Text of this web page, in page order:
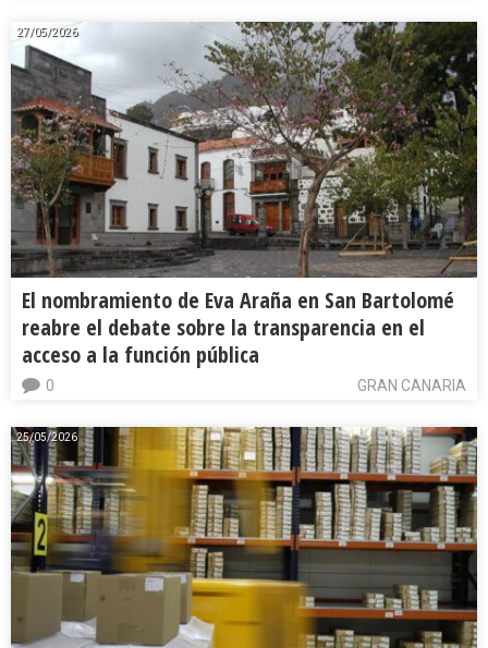
27/05/2026
El nombramiento de Eva Araña en San Bartolomé
reabre el debate sobre la transparencia en el
acceso a la función pública
GRAN CANARIA
0
25/05/2026